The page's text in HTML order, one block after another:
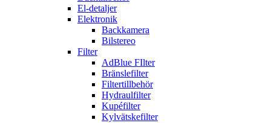
El-detaljer
Elektronik
Backkamera
Bilstereo
Filter
AdBlue FIlter
Bränslefilter
Filtertillbehör
Hydraulfilter
Kupéfilter
Kylvätskefilter